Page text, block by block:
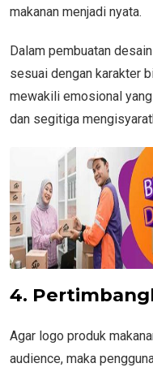
makanan menjadi nyata.
Dalam pembuatan
sesuai dengan karakter
mewakili emosional
dan segitiga
4.
Agar logo produk
audience, maka